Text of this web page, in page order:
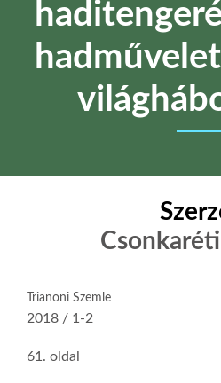
Trianoni Szemle
2018 / 1-2
61. oldal